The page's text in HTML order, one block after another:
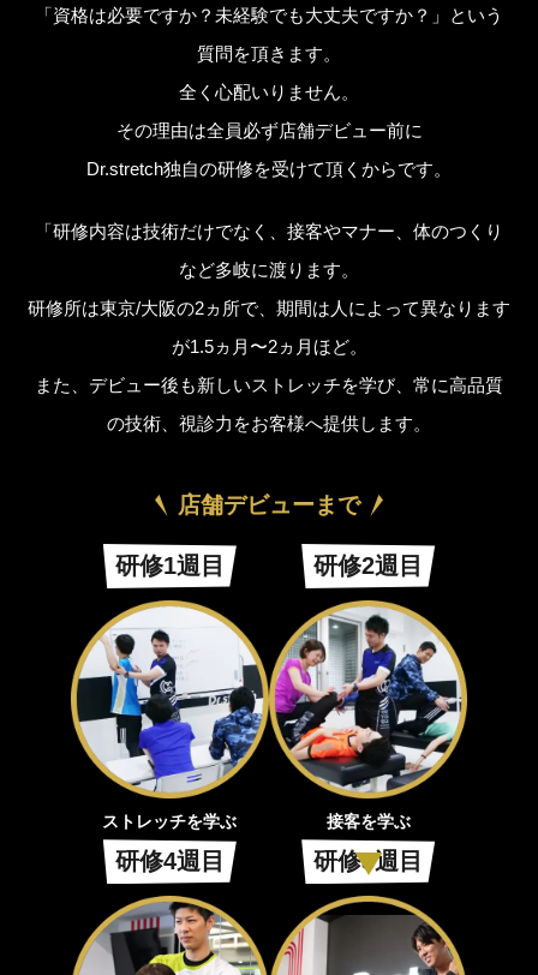
「資格は必要ですか？未経験でも大丈夫ですか？」という
質問を頂きます。
全く心配いりません。
その理由は全員必ず店舗デビュー前に
Dr.stretch独自の研修を受けて頂くからです。
「研修内容は技術だけでなく、接客やマナー、体のつくり
など多岐に渡ります。
研修所は東京/大阪の2ヵ所で、期間は人によって異なります
が1.5ヵ月〜2ヵ月ほど。
また、デビュー後も新しいストレッチを学び、常に高品質
の技術、視診力をお客様へ提供します。
店舗デビューまで
研修1週目
ストレッチを学ぶ
研修2週目
接客を学ぶ
研修3週目
研修4週目